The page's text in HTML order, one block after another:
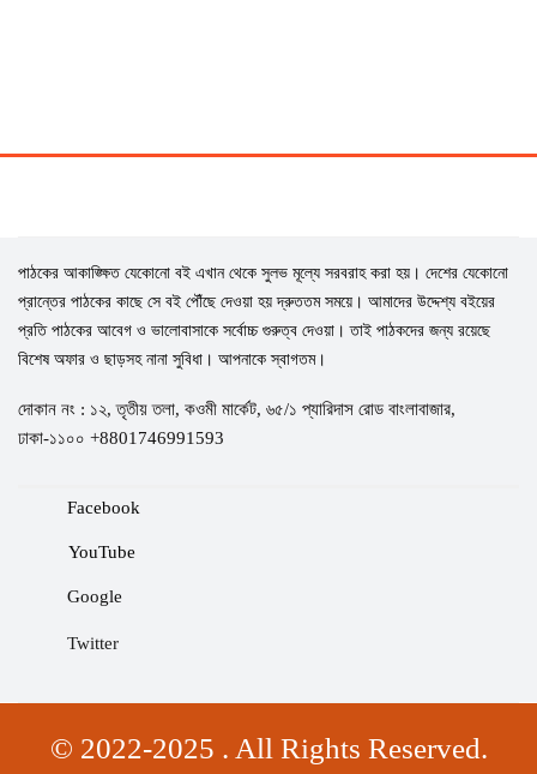
পাঠকের আকাঙ্ক্ষিত যেকোনো বই এখান থেকে সুলভ মূল্যে সরবরাহ করা হয়। দেশের যেকোনো
প্রান্তের পাঠকের কাছে সে বই পৌঁছে দেওয়া হয় দ্রুততম সময়ে। আমাদের উদ্দেশ্য বইয়ের
প্রতি পাঠকের আবেগ ও ভালোবাসাকে সর্বোচ্চ গুরুত্ব দেওয়া। তাই পাঠকদের জন্য রয়েছে
বিশেষ অফার ও ছাড়সহ নানা সুবিধা। আপনাকে স্বাগতম।
দোকান নং : ১২, তৃতীয় তলা, কওমী মার্কেট, ৬৫/১ প্যারিদাস রোড বাংলাবাজার,
ঢাকা-১১০০ +8801746991593
Facebook
YouTube
Google
Twitter
© 2022-2025 . All Rights Reserved.